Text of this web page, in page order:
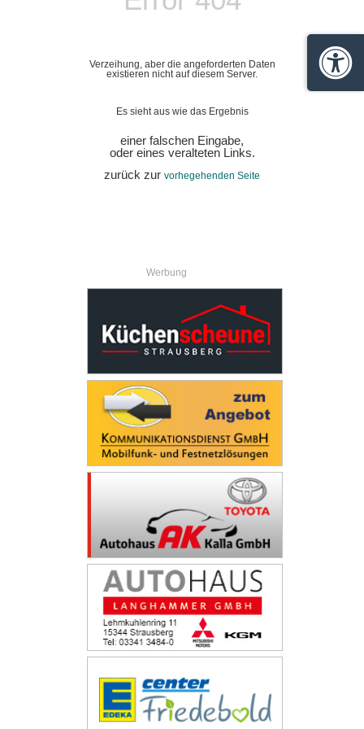
Verzeihung, aber die angeforderten Daten
existieren nicht auf diesem Server.
Es sieht aus wie das Ergebnis
einer falschen Eingabe,
oder eines veralteten Links.
zurück zur vorhegehenden Seite
Werbung